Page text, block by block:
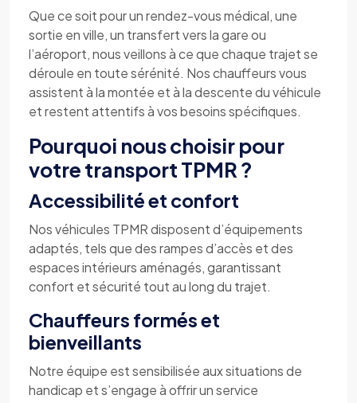
Que ce soit pour un rendez-vous médical, une
sortie en ville, un transfert vers la gare ou
l’aéroport, nous veillons à ce que chaque trajet se
déroule en toute sérénité. Nos chauffeurs vous
assistent à la montée et à la descente du véhicule
et restent attentifs à vos besoins spécifiques.
Pourquoi nous choisir pour
votre transport TPMR ?
Accessibilité et confort
Nos véhicules TPMR disposent d’équipements
adaptés, tels que des rampes d’accès et des
espaces intérieurs aménagés, garantissant
confort et sécurité tout au long du trajet.
Chauffeurs formés et
bienveillants
Notre équipe est sensibilisée aux situations de
handicap et s’engage à offrir un service